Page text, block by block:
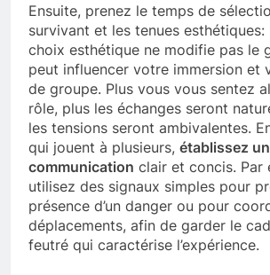
Ensuite, prenez le temps de
survivant et les tenues esthétiques:
choix esthétique ne modifie pas le
peut influencer votre immersion et
de groupe. Plus vous vous sentez
rôle, plus les échanges seront
les tensions seront ambivalentes.
qui jouent à plusieurs, établissez
communication clair et concis. Par
utilisez des signaux simples pour
présence d’un danger ou pour
déplacements, afin de garder le
feutré qui caractérise l’expérience.